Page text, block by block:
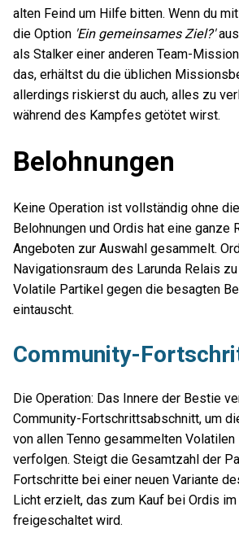
alten Feind um Hilfe bitten. Wenn du
die Option 'Ein gemeinsames Ziel?'
als Stalker einer anderen Team-
das, erhältst du die üblichen
allerdings riskierst du auch, alles zu
während des Kampfes getötet wirst.
Belohnungen
Keine Operation ist vollständig ohne
Belohnungen und Ordis hat eine ganze
Angeboten zur Auswahl gesammelt.
Navigationsraum des Larunda Relais
Volatile Partikel gegen die besagten
eintauscht.
Community-
Die Operation: Das Innere der Bestie
Community-Fortschrittsabschnitt, um
von allen Tenno gesammelten
verfolgen. Steigt die Gesamtzahl der
Fortschritte bei einer neuen Variante
Licht erzielt, das zum Kauf bei Ordis im
freigeschaltet wird.